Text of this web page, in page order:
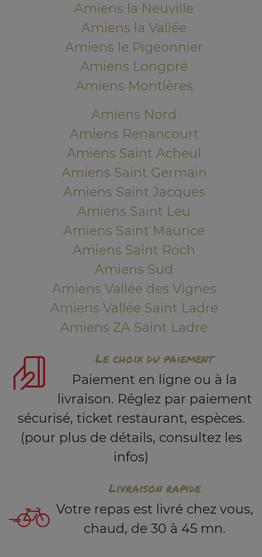
Amiens la Neuville
Amiens la Vallée
Amiens le Pigeonnier
Amiens Longpré
Amiens Montières
Amiens Nord
Amiens Renancourt
Amiens Saint Acheul
Amiens Saint Germain
Amiens Saint Jacques
Amiens Saint Leu
Amiens Saint Maurice
Amiens Saint Roch
Amiens Sud
Amiens Vallée des Vignes
Amiens Vallée Saint Ladre
Amiens ZA Saint Ladre
Le choix du paiement
Paiement en ligne ou à la
livraison. Réglez par paiement
sécurisé, ticket restaurant, espèces.
(pour plus de détails, consultez les
infos)
Livraison rapide
Votre repas est livré chez vous,
chaud, de 30 à 45 mn.